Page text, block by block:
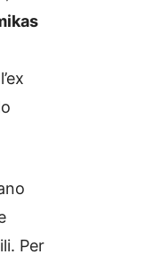
Per